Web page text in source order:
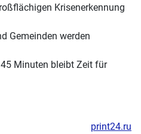
Krisenerkennung
Gemeinden werden
Minuten bleibt Zeit für
am 21.04.2024 Update !
print24.ru